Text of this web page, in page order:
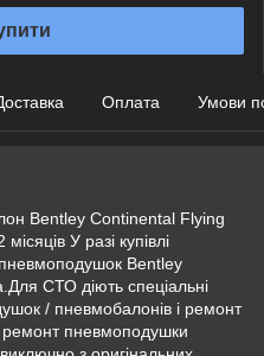
Оплата Умови
Bentley Continental Flying
У разі купівлі
пневмоподушок Bentley
СТО діють спеціальні
/ пневмобалонів і ремонт
пневмоподушки